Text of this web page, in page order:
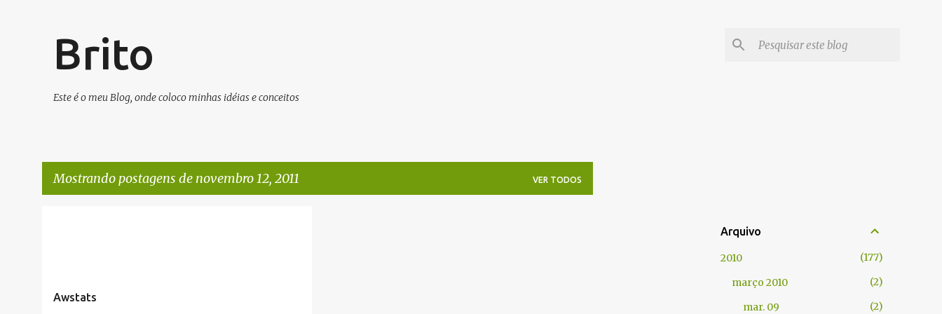
Brito
Este é o meu Blog, onde coloco minhas idéias e conceitos
Mostrando postagens de novembro 12, 2011 VER TODOS
Awstats
Arquivo
2010
177
março 2010
2
mar. 09
2